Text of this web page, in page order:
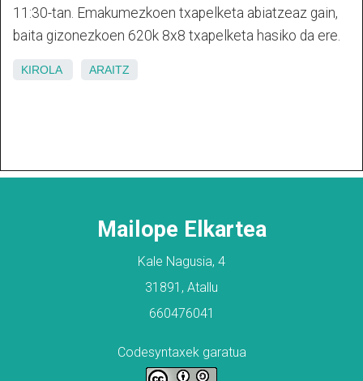
11:30-tan. Emakumezkoen txapelketa abiatzeaz gain,
baita gizonezkoen 620k 8x8 txapelketa hasiko da ere.
KIROLA ARAITZ
Mailope Elkartea
Kale Nagusia, 4
31891, Atallu
660476041
Codesyntaxek garatua